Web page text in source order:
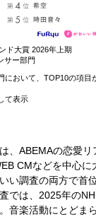
ド大賞 2026年上期
サー部門
おいて、TOP10の項
て表示
、ABEMAの恋愛
CMなどを中心
い調査の両方で首
では、2025年の
音楽活動にとどま